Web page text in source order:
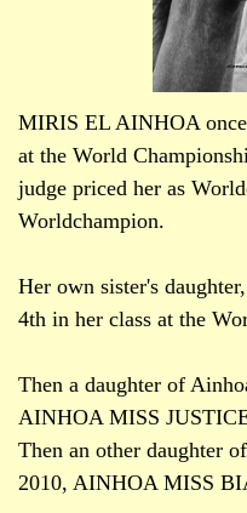
MIRIS EL AINHOA
at the World
judge priced her as
Worldchampion.
Her own sister's
4th in her class at the
Then a daughter of
AINHOA MISS
Then an other daughter
2010, AINHOA MISS